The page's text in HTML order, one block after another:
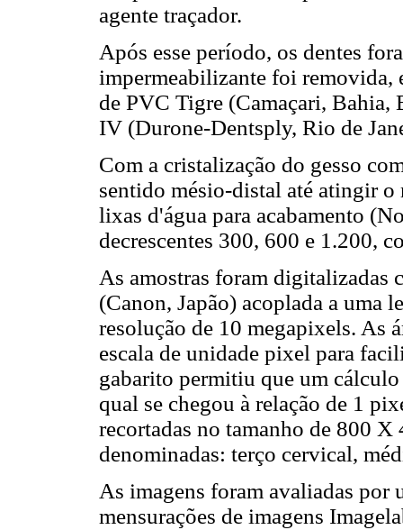
agente traçador.
Após esse período, os dentes
impermeabilizante foi removida,
de PVC Tigre (Camaçari, Bahia,
IV (Durone-Dentsply, Rio de
Com a cristalização do gesso
sentido mésio-distal até atingir
lixas d'água para acabamento
decrescentes 300, 600 e 1.200,
As amostras foram
(Canon, Japão) acoplada a uma
resolução de 10 megapixels. As
escala de unidade pixel para
gabarito permitiu que um
qual se chegou à relação de 1
recortadas no tamanho de 800
denominadas: terço cervical,
As imagens foram avaliadas por
mensurações de imagens